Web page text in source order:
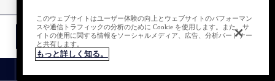
本レビューの投稿内容につい
て、当社から、特定の内容を
記載するよう指示または依頼
を受けました。
いいえ
て、当社から、特定の内容を
このレビューを報告する
リニューアル品も良いです
2ヶ月前
お買い物かごにいれる
このウェブサイトはユーザー体験の向上とウェブサイトのパフォーマン
スや通信トラフィックの分析のために Cookie を使用します。また、サ
イトの使用に関する情報をソーシャルメディア、広告、分析パートナー
と共有します。
もっと詳しく知る。